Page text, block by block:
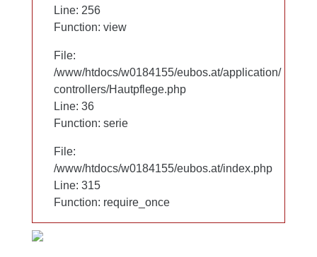
Line: 256
Function: view
File:
/www/htdocs/w0184155/eubos.at/application/
controllers/Hautpflege.php
Line: 36
Function: serie
File:
/www/htdocs/w0184155/eubos.at/index.php
Line: 315
Function: require_once
Line: 256
Function: view
File:
/www/htdocs/w0184155/eubos.at/application/
controllers/Hautpflege.php
Line: 36
Function: serie
File:
/www/htdocs/w0184155/eubos.at/index.php
Line: 315
Function: require_once